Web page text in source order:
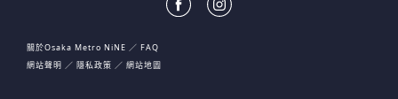
關於Osaka Metro NiNE
FAQ
網站聲明
隱私政策 網站地圖